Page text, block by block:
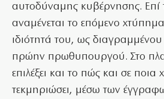
αυτοδύναμης κυβέρνησης. Επί
αναμένεται το επόμενο
ιδιότητά του, ως
πρώην πρωθυπουργού. Στο
επιλέξει και το πώς και σε
τεκμηριώσει, μέσω των